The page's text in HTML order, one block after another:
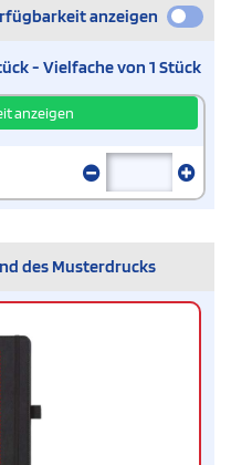
anzeigen
- Vielfache von 1 Stück
anzeigen
des Musterdrucks